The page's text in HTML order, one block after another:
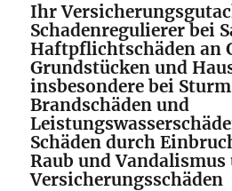
Ihr
Schadenregulierer bei
Haftpflichtschäden an
Grundstücken und
insbesondere bei
Brandschäden und
Schäden durch
Raub und Vandalismus
Versicherungsschäden